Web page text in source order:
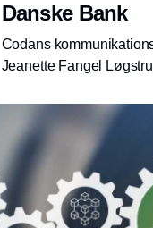
Danske Bank
Codans
Jeanette Fangel
Corporate